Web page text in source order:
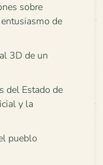
sobre
de
3D de un
del Estado de
y la
pueblo